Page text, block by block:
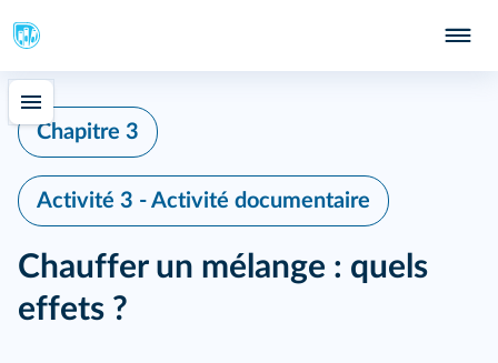
Chapitre 3
Activité 3 - Activité documentaire
Chauffer un mélange : quels
effets ?